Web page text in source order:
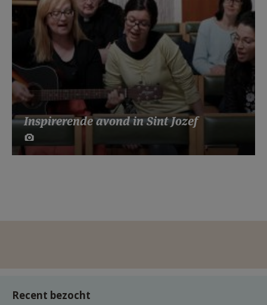
Inspirerende avond in Sint Jozef
Recent bezocht